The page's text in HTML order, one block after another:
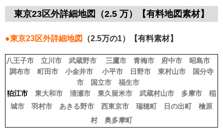
東京23区外詳細地図（2.5 万）【有料地図素材】
●東京23区外詳細地図 （2.5万の1）【有料素材】
八王子市 立川市 武蔵野市 三鷹市 青梅市 府中市
昭島市
調布市
町田市 小金井市 小平市 日野市 東村山市
国分寺
市
国立市
福生市
狛江市 東大和市 清瀬市 東久留米市 武蔵村山市 多摩市
稲
城市
羽村市 あきる野市 西東京市 瑞穂町 日の出町
檜原
村
奥多摩町